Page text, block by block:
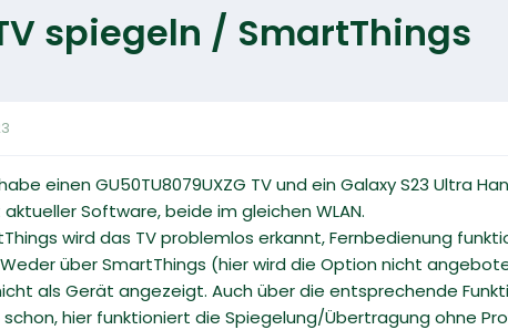
spiegeln / SmartThings
einen GU50TU8079UXZG TV und ein Galaxy S23 Ultra
Software, beide im gleichen WLAN.
wird das TV problemlos erkannt, Fernbedienung
über SmartThings (hier wird die Option nicht
als Gerät angezeigt. Auch über die entsprechende
hier funktioniert die Spiegelung/Übertragung ohne